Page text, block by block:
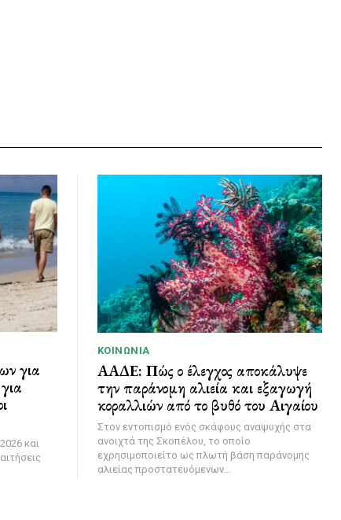
για
και
ΚΟΙΝΩΝΊΑ
ΑΑΔΕ: Πώς ο έλεγχος αποκάλυψε
την παράνομη αλιεία και εξαγωγή
κοραλλιών από το βυθό του Αιγαίου
Στον εντοπισμό ενός σκάφους αναψυχής στα
ανοιχτά της Σκοπέλου, το οποίο
εχρησιμοποιείτο ως πλωτή βάση παράνομης
αλιείας προστατευόμενων...